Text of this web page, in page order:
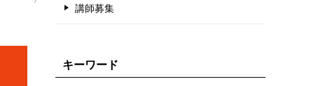
講師募集
キーワード